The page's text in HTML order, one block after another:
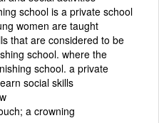
school is a private school
women are taught
that are considered to be
school. where the
school. a private
social skills
a crowning